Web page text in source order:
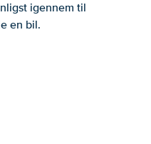
igennem til
en bil.